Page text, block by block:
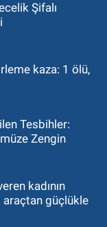
Şifalı
kaza: 1 ölü,
Tesbihler:
Zengin
kadının
araçtan güçlükle